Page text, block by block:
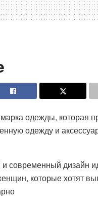
одежды, которая
одежду и
современный дизайн
которые хотят